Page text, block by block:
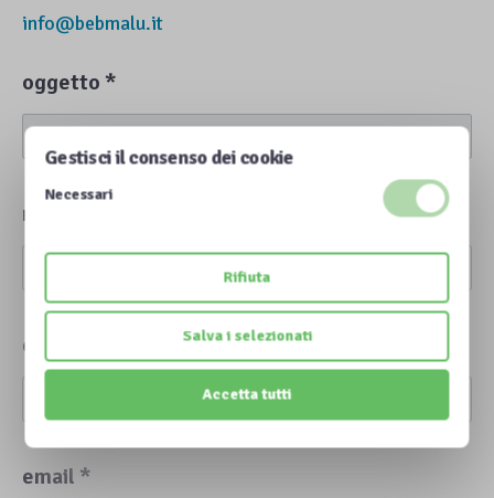
info@bebmalu.it
oggetto *
nome *
cognome *
email *
Gestisci il consenso dei cookie
Necessari
Rifiuta
Salva i selezionati
Accetta tutti